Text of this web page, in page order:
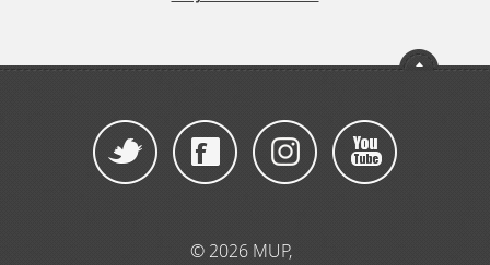
© 2026 MUP,